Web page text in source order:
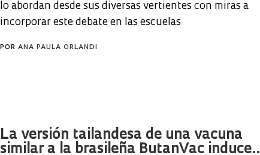
lo abordan desde sus diversas vertientes con miras a
incorporar este debate en las escuelas
POR ANA PAULA ORLANDI
La versión tailandesa de una vacuna
similar a la brasileña ButanVac